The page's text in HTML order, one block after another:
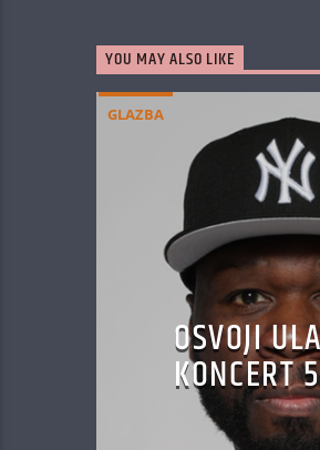
YOU MAY ALSO LIKE
GLAZBA
OSVOJI
KONCERT